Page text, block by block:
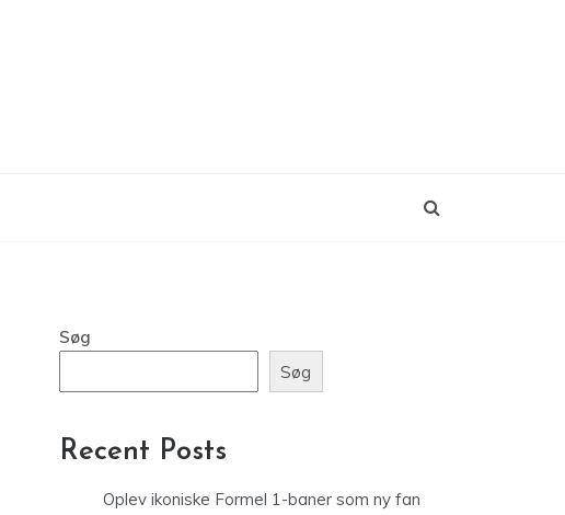
Søg
Søg
Recent Posts
Oplev ikoniske Formel 1-baner som ny fan